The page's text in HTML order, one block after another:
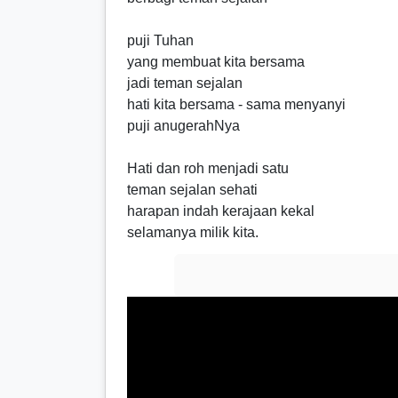
puji Tuhan
yang membuat kita bersama
jadi teman sejalan
hati kita bersama - sama menyanyi
puji anugerahNya
Hati dan roh menjadi satu
teman sejalan sehati
harapan indah kerajaan kekal
selamanya milik kita.